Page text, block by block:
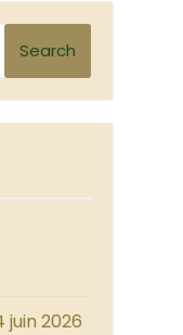
Search
juin 2026